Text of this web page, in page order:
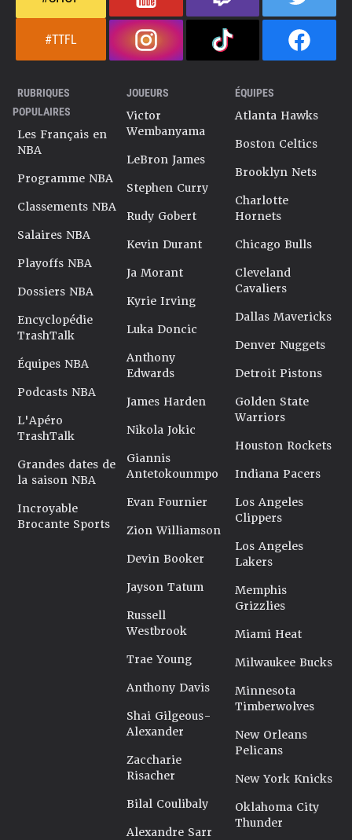
#TTFL
RUBRIQUES
POPULAIRES
Les Français en
NBA
Programme NBA
Classements NBA
Salaires NBA
Playoffs NBA
Dossiers NBA
Encyclopédie
TrashTalk
Équipes NBA
Podcasts NBA
L'Apéro
TrashTalk
Grandes dates de
la saison NBA
Incroyable
Brocante Sports
JOUEURS
Victor
Wembanyama
LeBron James
Stephen Curry
Rudy Gobert
Kevin Durant
Ja Morant
Kyrie Irving
Luka Doncic
Anthony
Edwards
James Harden
Nikola Jokic
Giannis
Antetokounmpo
Evan Fournier
Zion Williamson
Devin Booker
Jayson Tatum
Russell
Westbrook
Trae Young
Anthony Davis
Shai Gilgeous-
Alexander
Zaccharie
Risacher
Bilal Coulibaly
Alexandre Sarr
ÉQUIPES
Atlanta Hawks
Boston Celtics
Brooklyn Nets
Charlotte
Hornets
Chicago Bulls
Cleveland
Cavaliers
Dallas Mavericks
Denver Nuggets
Detroit Pistons
Golden State
Warriors
Houston Rockets
Indiana Pacers
Los Angeles
Clippers
Los Angeles
Lakers
Memphis
Grizzlies
Miami Heat
Milwaukee Bucks
Minnesota
Timberwolves
New Orleans
Pelicans
New York Knicks
Oklahoma City
Thunder